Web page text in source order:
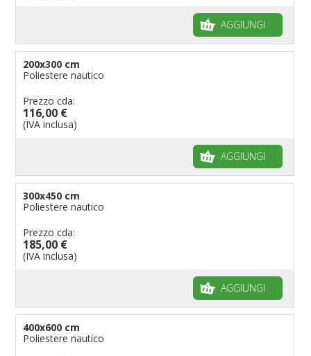
AGGIUNGI
200x300 cm
Poliestere nautico
Prezzo cda:
116,00 €
(IVA inclusa)
AGGIUNGI
300x450 cm
Poliestere nautico
Prezzo cda:
185,00 €
(IVA inclusa)
AGGIUNGI
400x600 cm
Poliestere nautico